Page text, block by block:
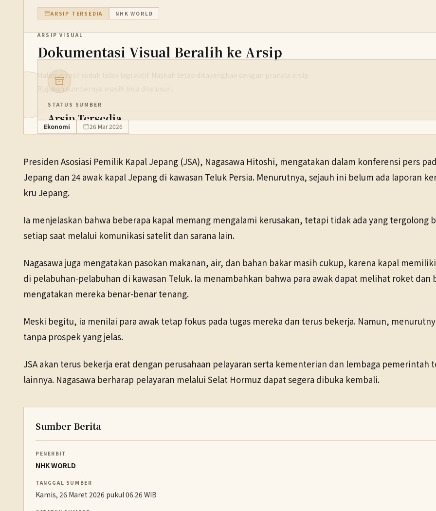
ARSIP TERSEDIA NHK WORLD
ARSIP VISUAL
Dokumentasi Visual Beralih ke Arsip
Halaman asli sudah tidak lagi aktif. Naskah tetap ditayangkan dengan pranala arsip.
Rujukan sumbernya masih bisa ditelusuri.
Ekonomi 26 Mar 2026
STATUS SUMBER
Arsip Tersedia
26 Mar 2026
Presiden Asosiasi Pemilik Kapal Jepang (JSA), Nagasawa Hitoshi, mengatakan dalam konferensi pers
Jepang dan 24 awak kapal Jepang di kawasan Teluk Persia. Menurutnya, sejauh ini belum ada laporan
kru Jepang.
Ia menjelaskan bahwa beberapa kapal memang mengalami kerusakan, tetapi tidak ada yang
setiap saat melalui komunikasi satelit dan sarana lain.
Nagasawa juga mengatakan pasokan makanan, air, dan bahan bakar masih cukup, karena kapal
di pelabuhan-pelabuhan di kawasan Teluk. Ia menambahkan bahwa para awak dapat melihat roket
mengatakan mereka benar-benar tenang.
Meski begitu, ia menilai para awak tetap fokus pada tugas mereka dan terus bekerja. Namun,
tanpa prospek yang jelas.
JSA akan terus bekerja erat dengan perusahaan pelayaran serta kementerian dan lembaga
lainnya. Nagasawa berharap pelayaran melalui Selat Hormuz dapat segera dibuka kembali.
Sumber Berita
PENERBIT
NHK WORLD
TANGGAL SUMBER
Kamis, 26 Maret 2026 pukul 06.26 WIB